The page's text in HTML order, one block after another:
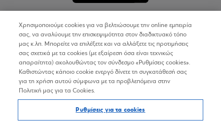
Copyright © 2026
Όροι Χρήσης
Προσωπικά Δεδομένα στον Διαδικτυακό Τόπο
Δήλωση Προσβασιμότητας
Χρησιμοποιούμε cookies για να βελτιώσουμε την online εμπειρία
σας, να αναλύουμε την επισκεψιμότητα στον διαδικτυακό τόπο
μας κ.λπ. Μπορείτε να επιλέξετε και να αλλάξετε τις προτιμήσεις
σας σχετικά με τα cookies (με εξαίρεση όσα είναι τεχνικώς
απαραίτητα) ακολουθώντας τον σύνδεσμο «Ρυθμίσεις cookies».
Καθιστώντας κάποιο cookie ενεργό δίνετε τη συγκατάθεσή σας
για τη χρήση αυτού σύμφωνα με τα προβλεπόμενα στην
Πολιτική μας για τα Cookies.
Ρυθμίσεις για τα cookies